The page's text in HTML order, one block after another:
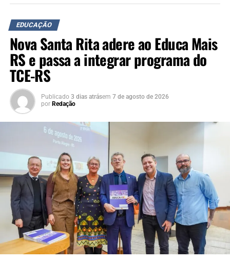
EDUCAÇÃO
Nova Santa Rita adere ao Educa Mais
RS e passa a integrar programa do
TCE-RS
Publicado 3 dias atrásem 7 de agosto de 2026
por Redação